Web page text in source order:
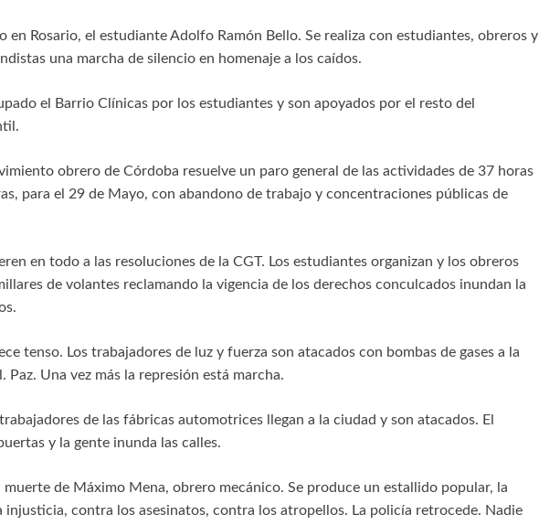
en Rosario, el estudiante Adolfo Ramón Bello. Se realiza con estudiantes, obreros y
una marcha de silencio en homenaje a los caídos.
el Barrio Clínicas por los estudiantes y son apoyados por el resto del
obrero de Córdoba resuelve un paro general de las actividades de 37 horas
para el 29 de Mayo, con abandono de trabajo y concentraciones públicas de
en todo a las resoluciones de la CGT. Los estudiantes organizan y los obreros
de volantes reclamando la vigencia de los derechos conculcados inundan la
tenso. Los trabajadores de luz y fuerza son atacados con bombas de gases a la
Paz. Una vez más la represión está marcha.
de las fábricas automotrices llegan a la ciudad y son atacados. El
y la gente inunda las calles.
de Máximo Mena, obrero mecánico. Se produce un estallido popular, la
contra los asesinatos, contra los atropellos. La policía retrocede. Nadie